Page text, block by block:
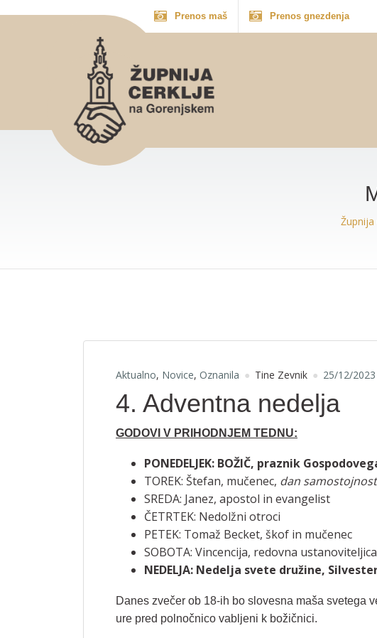
Prenos maš Prenos gnezdenja
Aktualno, Novice, Oznanila Tine Zevnik 25/12/2023
4. Adventna nedelja
GODOVI V PRIHODNJEM TEDNU:
PONEDELJEK: BOŽIČ, praznik
TOREK: Štefan, mučenec, dan
SREDA: Janez, apostol in evangelist
ČETRTEK: Nedolžni otroci
PETEK: Tomaž Becket, škof in mučenec
SOBOTA: Vincencija, redovna ustanoviteljica
NEDELJA: Nedelja svete družine,
Danes zvečer ob 18-ih bo slovesna maša svetega
ure pred polnočnico vabljeni k božičnici.